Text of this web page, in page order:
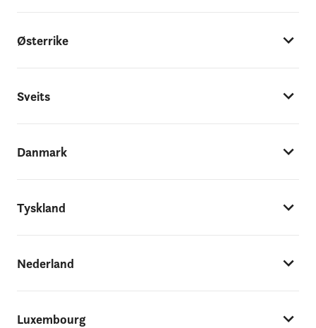
Østerrike
Sveits
Danmark
Tyskland
Nederland
Luxembourg